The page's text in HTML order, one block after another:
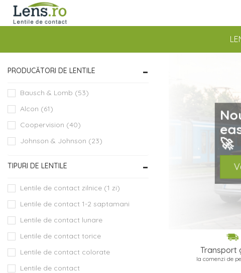
PRODUCĂTORI DE LENTILE
Bausch & Lomb (53)
Alcon (61)
Coopervision (40)
Johnson & Johnson (23)
TIPURI DE LENTILE
Lentile de contact zilnice (1 zi)
Lentile de contact 1-2 saptamani
Lentile de contact lunare
Lentile de contact torice
Lentile de contact colorate
Lentile de contact
🚀
Transport
la comenzi de